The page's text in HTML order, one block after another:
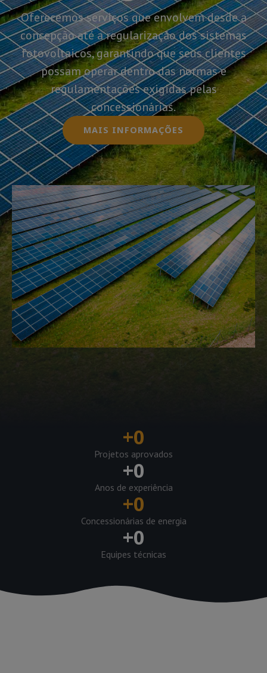
Oferecemos serviços que envolvem desde a
concepção até a regularização dos sistemas
fotovoltaicos, garantindo que seus clientes
possam operar dentro das normas e
regulamentações exigidas pelas
concessionárias.
MAIS INFORMAÇÕES
+0
Projetos aprovados
+0
Anos de experiência
+0
Concessionárias de energia
+0
Equipes técnicas